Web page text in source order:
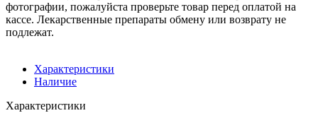
фотографии, пожалуйста проверьте товар перед оплатой на
кассе. Лекарственные препараты обмену или возврату не
подлежат.
Характеристики
Наличие
Характеристики